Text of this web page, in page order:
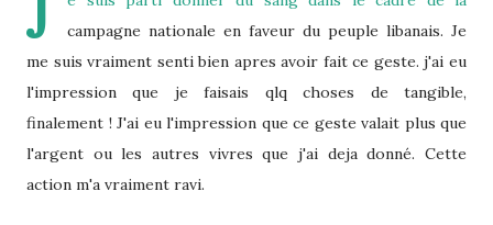
campagne nationale en faveur du peuple libanais. Je
me suis vraiment senti bien apres avoir fait ce geste. j'ai eu
l'impression que je faisais qlq choses de tangible,
finalement ! J'ai eu l'impression que ce geste valait plus que
l'argent ou les autres vivres que j'ai deja donné. Cette
action m'a vraiment ravi.